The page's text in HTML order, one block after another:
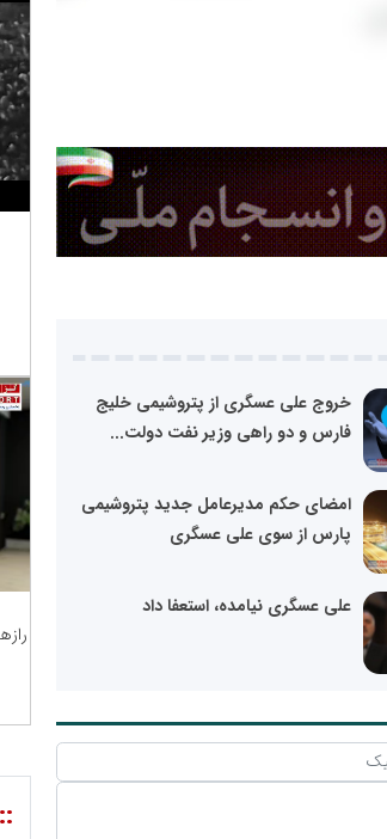
خروج علی عسگری از پتروشیمی خلیج
فارس و دو راهی وزیر نفت دولت...
امضای حکم مدیرعامل جدید پتروشیمی
پارس از سوی علی عسگری
علی عسگری نیامده، استعفا داد
::